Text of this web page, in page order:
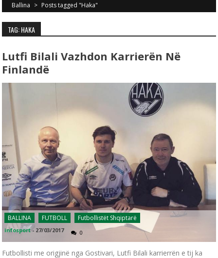
Ballina > Posts tagged "Haka"
TAG: HAKA
Lutfi Bilali Vazhdon Karrierën Në
Finlandë
BALLINA FUTBOLL Futbollistët Shqiptarë
infosport - 27/03/2017 0
Futbollisti me origjinë nga Gostivari, Lutfi Bilali karrierrën e tij ka